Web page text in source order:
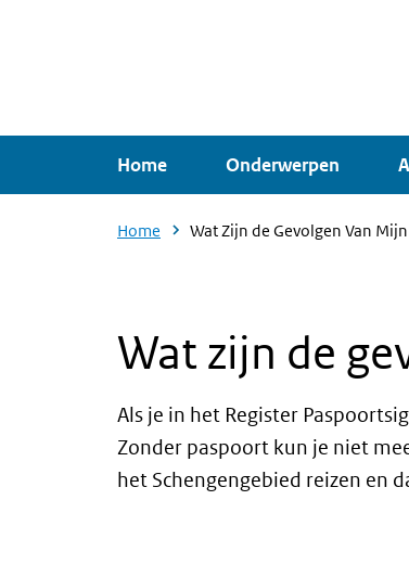
de
gaan
Home Onderwerpen
Home Wat Zijn de Gevolgen Van
Wat zijn de
Als je in het Register
Zonder paspoort kun je niet
het Schengengebied reizen en